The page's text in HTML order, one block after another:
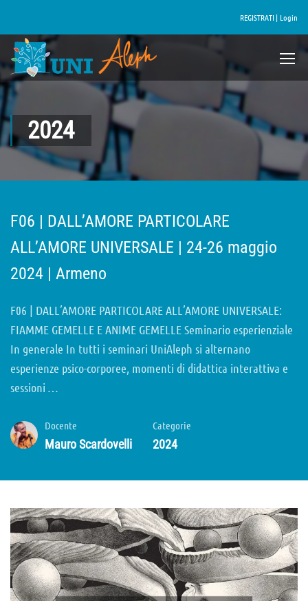
REGISTRATI | Login
2024
F06 | DALL’AMORE PARTICOLARE
ALL’AMORE UNIVERSALE | 24-26 maggio
2024 | Armeno
F06 | DALL’AMORE PARTICOLARE ALL’AMORE UNIVERSALE:
FIAMME GEMELLE E ANIME GEMELLE Seminario esperienziale
In generale In tutti i seminari UniAleph si alternano
esperienze psico-corporee, momenti di didattica interattiva e
sessioni …
Docente
Mauro Scardovelli
Categorie
2024